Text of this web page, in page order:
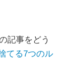
記事をどう
てる7つのル